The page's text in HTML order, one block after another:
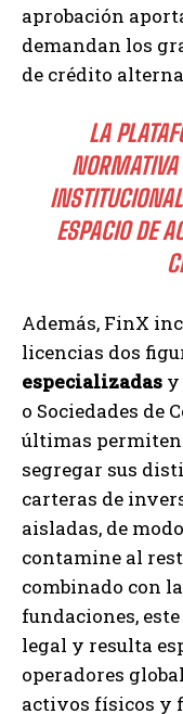
aprobación
demandan los
de crédito
LA
NORMATIVA
ESPACIO DE
Además, FinX
licencias dos
especializadas y
o Sociedades de
últimas permiten
segregar sus
carteras de
aisladas, de
contamine al
combinado con
fundaciones,
legal y resulta
operadores
activos físicos y